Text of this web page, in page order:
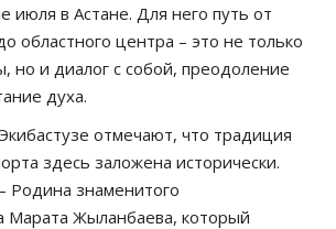
июля в Астане. Для него путь от
областного центра – это не только
но и диалог с собой, преодоление
духа.
отмечают, что традиция
здесь заложена исторически.
Родина знаменитого
Марата Жыланбаева, который